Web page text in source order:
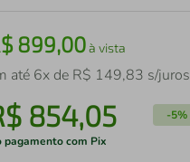
899,00à vista
até 6x de R$ 149,83 s/juros
854,05 -5%
pagamento com Pix